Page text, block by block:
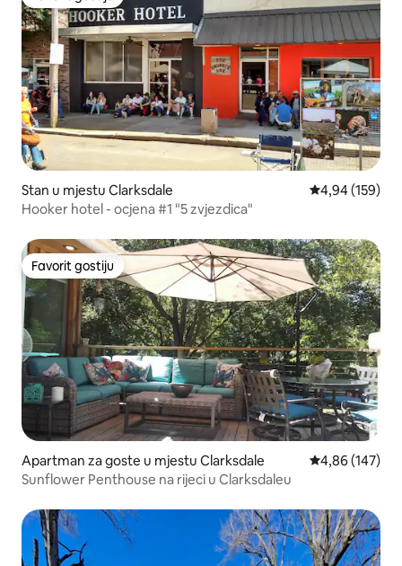
Stan u mjestu Clarksdale Prosječna
4,94 (159)
Hooker hotel - ocjena #1 "5 zvjezdica"
Favorit gostiju
Favorit gostiju
Apartman za goste u mjestu Clarksdale Prosječna
4,86 (147)
Sunflower Penthouse na rijeci u Clarksdaleu